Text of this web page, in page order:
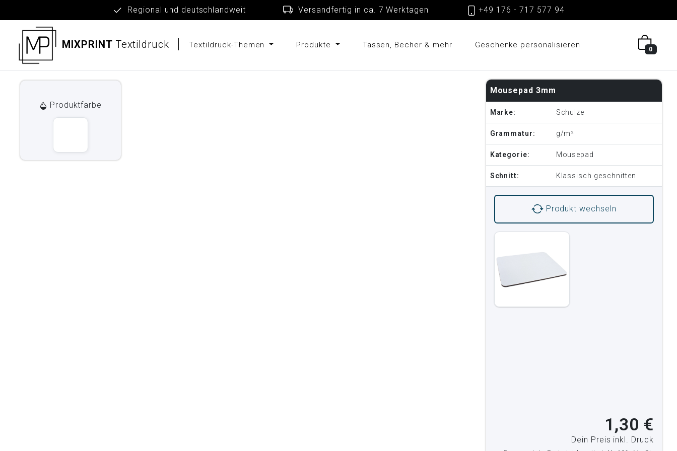
Regional und deutschlandweit Versandfertig in ca. 7 Werktagen +49 176 - 717 577 94
MIXPRINT Textildruck 0
Textildruck-Themen Produkte Tassen, Becher & mehr Geschenke personalisieren
Mousepad 3mm
Marke: Schulze
Grammatur: g/m²
Kategorie: Mousepad
Schnitt: Klassisch geschnitten
Produkt wechseln
1,30 €
Dein Preis inkl. Druck
Produktfarbe